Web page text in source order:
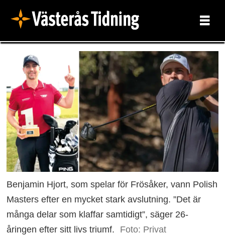
Benjamin Hjort, som spelar för Frösåker, vann Polish
Masters efter en mycket stark avslutning. ”Det är
många delar som klaffar samtidigt”, säger 26-
åringen efter sitt livs triumf.
Foto: Privat